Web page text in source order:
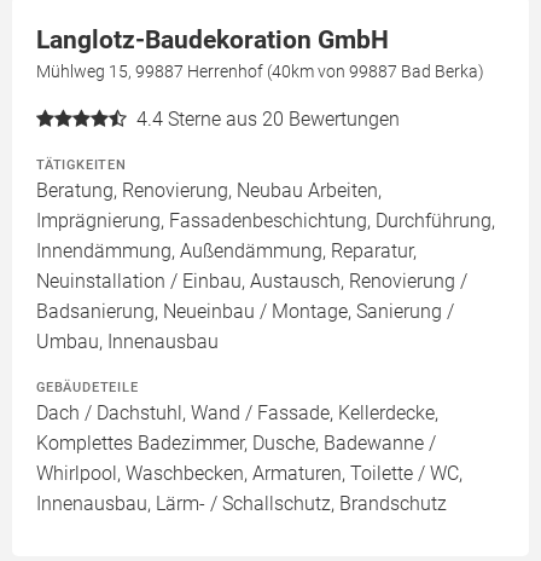
Langlotz-Baudekoration GmbH
Mühlweg 15, 99887 Herrenhof (40km von 99887 Bad Berka)
4.4 Sterne aus 20 Bewertungen
TÄTIGKEITEN
Beratung, Renovierung, Neubau Arbeiten,
Imprägnierung, Fassadenbeschichtung, Durchführung,
Innendämmung, Außendämmung, Reparatur,
Neuinstallation / Einbau, Austausch, Renovierung /
Badsanierung, Neueinbau / Montage, Sanierung /
Umbau, Innenausbau
GEBÄUDETEILE
Dach / Dachstuhl, Wand / Fassade, Kellerdecke,
Komplettes Badezimmer, Dusche, Badewanne /
Whirlpool, Waschbecken, Armaturen, Toilette / WC,
Innenausbau, Lärm- / Schallschutz, Brandschutz